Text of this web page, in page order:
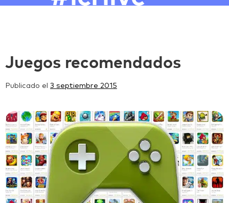
Juegos recomendados
Publicado el 3 septiembre 2015